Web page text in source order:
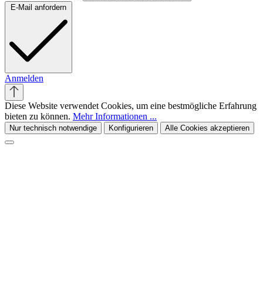
E-Mail anfordern
Anmelden
Diese Website verwendet Cookies, um eine bestmögliche Erfahrung
bieten zu können. Mehr Informationen ...
Nur technisch notwendige Konfigurieren Alle Cookies akzeptieren